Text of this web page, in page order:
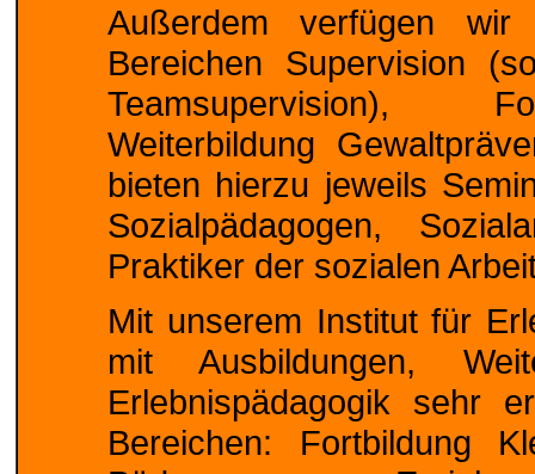
Außerdem verfügen
Bereichen Supervision
Teamsupervision),
Weiterbildung
bieten hierzu jeweils
Sozialpädagogen,
Praktiker der sozialen
Mit unserem Institut für
mit Ausbildungen,
Erlebnispädagogik sehr
Bereichen: Fortbildung